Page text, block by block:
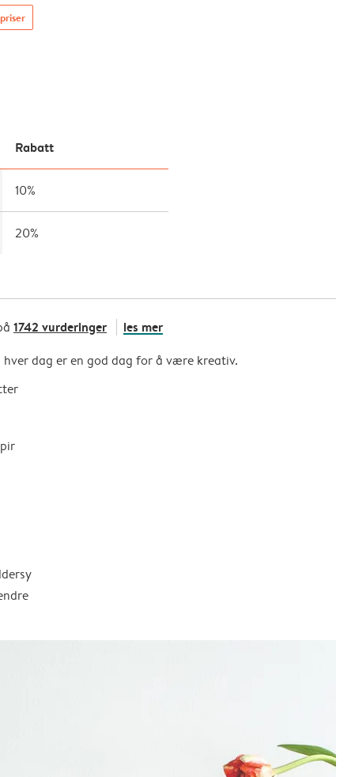
Rabatt
10%
20%
1742 vurderinger les mer
dag er en god dag for å være kreativ.